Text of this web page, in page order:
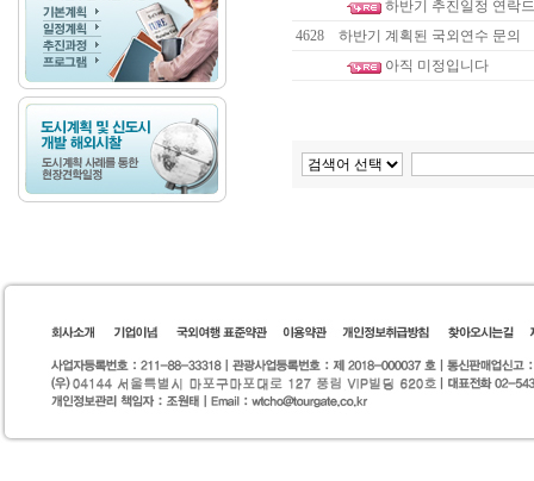
하반기 추진일정 연락
4628
하반기 계획된 국외연수 문의
아직 미정입니다